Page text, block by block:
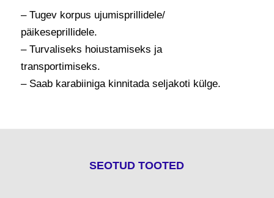
– Tugev korpus ujumisprillidele/
päikeseprillidele.
– Turvaliseks hoiustamiseks ja
transportimiseks.
– Saab karabiiniga kinnitada seljakoti külge.
SEOTUD TOOTED